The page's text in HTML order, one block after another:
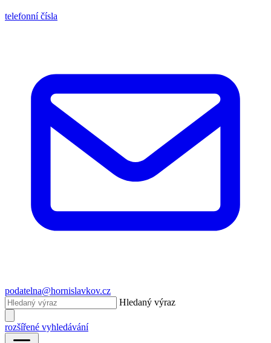
telefonní čísla
podatelna@hornislavkov.cz
Hledaný výraz
rozšířené vyhledávání